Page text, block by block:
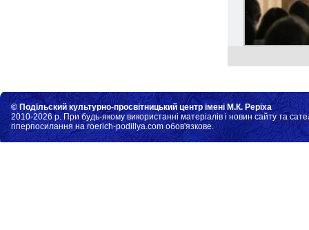
© Подільский культурно-просвітницький центр імені М.К. Реріха
2010-2026 р. При будь-якому використанні матеріалів і новин сайту та
гіперпосилання на roerich-podillya.com обов'язкове.